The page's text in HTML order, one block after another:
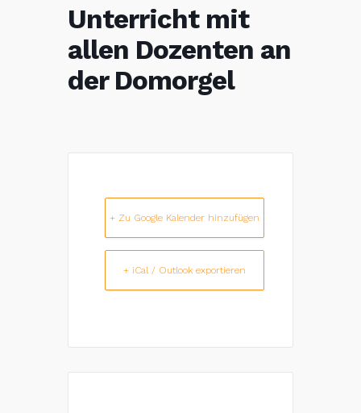
Unterricht mit
allen Dozenten an
der Domorgel
+ Zu Google Kalender hinzufügen
+ iCal / Outlook exportieren